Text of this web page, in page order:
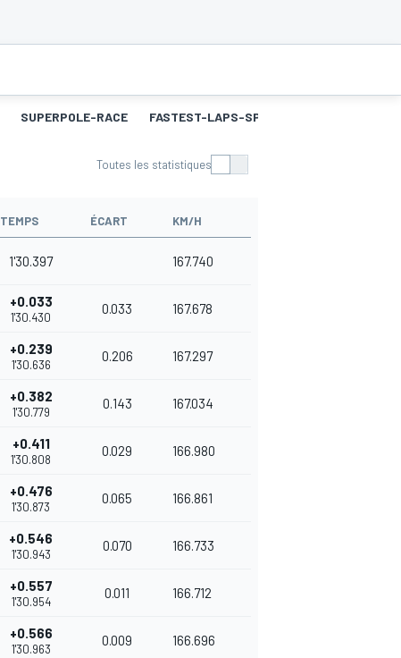
SUPERPOLE-RACE FASTEST-LAPS-SP
Toutes les statistiques
TEMPS ÉCART KM/H
1'30.397 167.740
+0.033
1'30.430
0.033 167.678
+0.239
1'30.636
0.206 167.297
+0.382
1'30.779
0.143 167.034
+0.411
1'30.808
0.029 166.980
+0.476
1'30.873
0.065 166.861
+0.546
1'30.943
0.070 166.733
+0.557
1'30.954
0.011 166.712
+0.566
1'30.963
0.009 166.696